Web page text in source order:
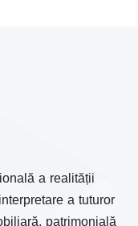
a realității
a tuturor
patrimonială